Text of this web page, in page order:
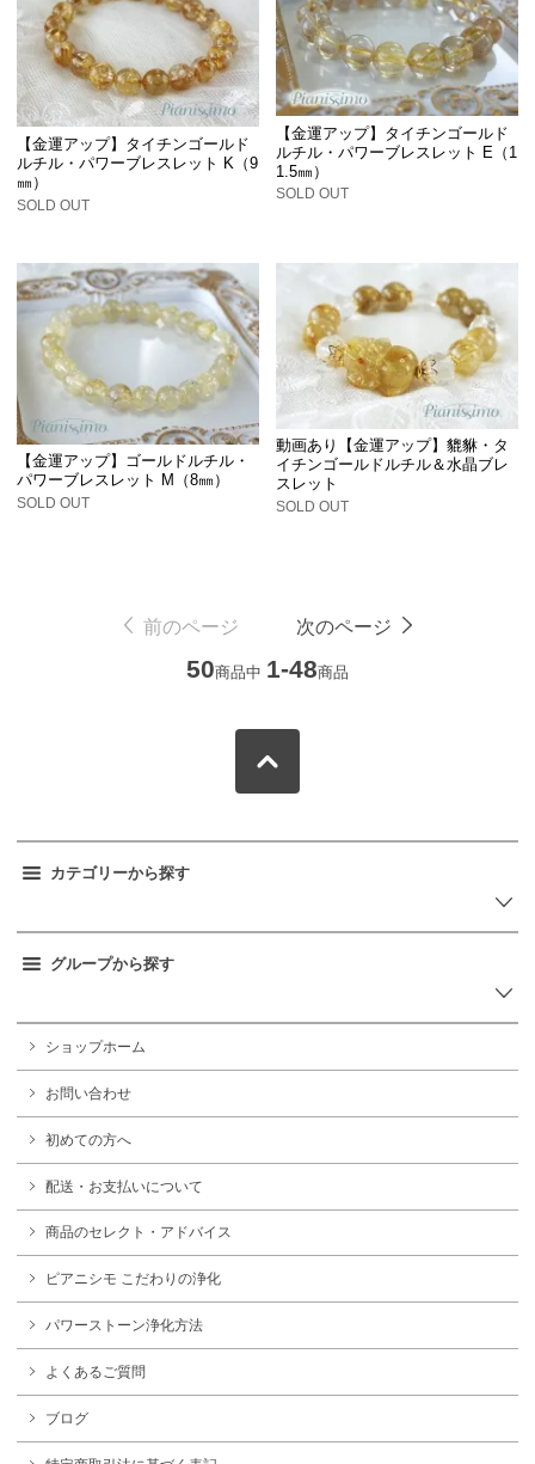
【金運アップ】タイチンゴールド
ルチル・パワーブレスレット K（9
㎜）
SOLD OUT
【金運アップ】タイチンゴールド
ルチル・パワーブレスレット E（1
1.5㎜）
SOLD OUT
【金運アップ】ゴールドルチル・
パワーブレスレット M（8㎜）
SOLD OUT
動画あり【金運アップ】貔貅・タ
イチンゴールドルチル＆水晶ブレ
スレット
SOLD OUT
前のページ 次のページ
50商品中 1-48商品
カテゴリーから探す
グループから探す
ショップホーム
お問い合わせ
初めての方へ
配送・お支払いについて
商品のセレクト・アドバイス
ピアニシモ こだわりの浄化
パワーストーン浄化方法
よくあるご質問
ブログ